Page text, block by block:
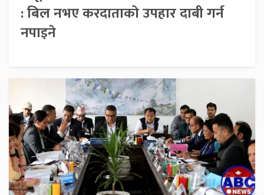
: बिल नभए करदाताको उपहार दाबी गर्न
नपाइने